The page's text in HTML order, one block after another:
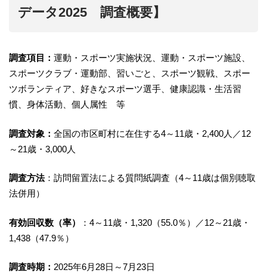
データ2025 調査概要】
調査項目： 運動・スポーツ実施状況、運動・スポーツ施設、
スポーツクラブ・運動部、習いごと、スポーツ観戦、スポー
ツボランティア、好きなスポーツ選手、健康認識・生活習
慣、身体活動、個人属性 等
調査対象： 全国の市区町村に在住する4～11歳・2,400人／12
～21歳・3,000人
調査方法：訪問留置法による質問紙調査（4～11歳は個別聴取
法併用）
有効回収数（率）
：4～11歳・1,320（55.0％）／12～21歳・
1,438（47.9％）
調査時期： 2025年6月28日～7月23日